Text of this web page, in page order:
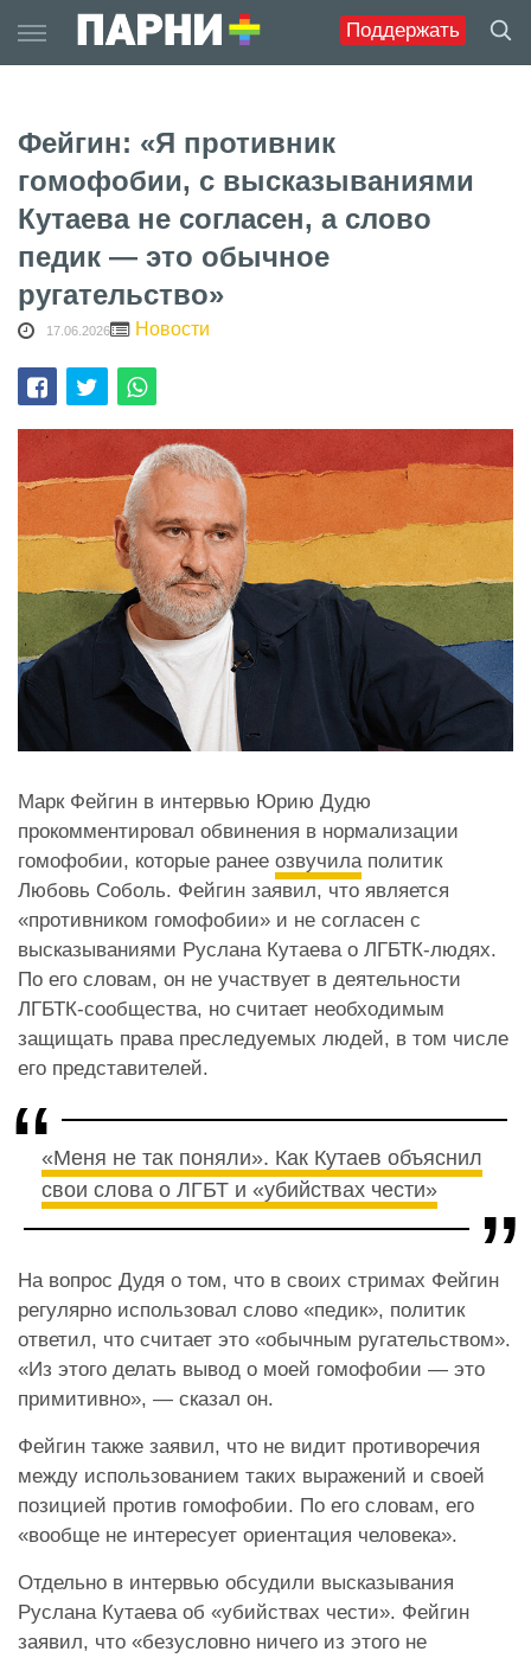
Поддержать
to
content
Фейгин: «Я противник
гомофобии, с высказываниями
Кутаева не согласен, а слово
педик — это обычное
ругательство»
17.06.2026 Новости
Марк Фейгин в интервью Юрию Дудю
прокомментировал обвинения в нормализации
гомофобии, которые ранее озвучила политик
Любовь Соболь. Фейгин заявил, что является
«противником гомофобии» и не согласен с
высказываниями Руслана Кутаева о ЛГБТК-людях.
По его словам, он не участвует в деятельности
ЛГБТК-сообщества, но считает необходимым
защищать права преследуемых людей, в том числе
его представителей.
«Меня не так поняли». Как Кутаев объяснил
свои слова о ЛГБТ и «убийствах чести»
На вопрос Дудя о том, что в своих стримах Фейгин
регулярно использовал слово «педик», политик
ответил, что считает это «обычным ругательством».
«Из этого делать вывод о моей гомофобии — это
примитивно», — сказал он.
Фейгин также заявил, что не видит противоречия
между использованием таких выражений и своей
позицией против гомофобии. По его словам, его
«вообще не интересует ориентация человека».
Отдельно в интервью обсудили высказывания
Руслана Кутаева об «убийствах чести». Фейгин
заявил, что «безусловно ничего из этого не